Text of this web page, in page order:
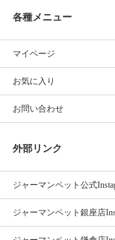
各種メニュー
マイページ
お気に入り
お問い合わせ
外部リンク
ジャーマンペット公式
ジャーマンペット銀座店